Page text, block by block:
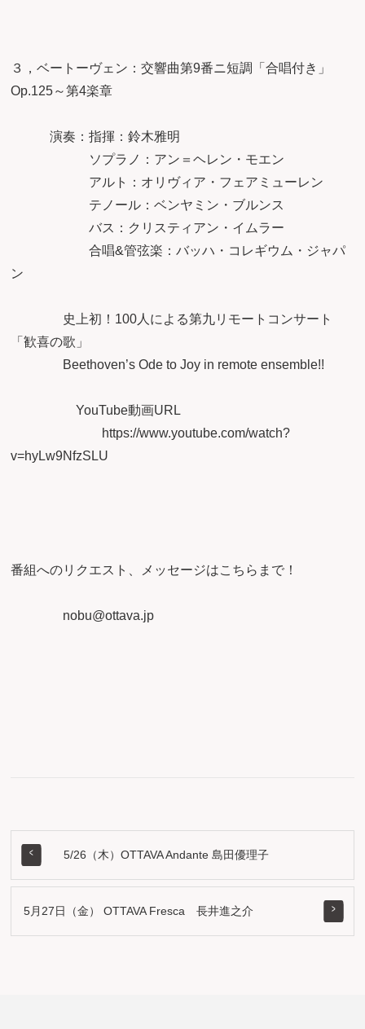
３，ベートーヴェン：交響曲第9番ニ短調「合唱付き」
Op.125～第4楽章
演奏：指揮：鈴木雅明
ソプラノ：アン＝ヘレン・モエン
アルト：オリヴィア・フェアミューレン
テノール：ベンヤミン・ブルンス
バス：クリスティアン・イムラー
合唱&管弦楽：バッハ・コレギウム・ジャパ
ン
史上初！100人による第九リモートコンサート
「歓喜の歌」
Beethoven’s Ode to Joy in remote ensemble!!
YouTube動画URL
https://www.youtube.com/watch?
v=hyLw9NfzSLU
番組へのリクエスト、メッセージはこちらまで！
nobu@ottava.jp
5/26（木）OTTAVA Andante 島田優理子
5月27日（金） OTTAVA Fresca 長井進之介